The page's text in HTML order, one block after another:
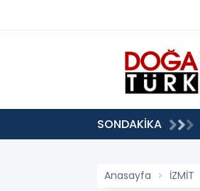
SONDAKİKA
Anasayfa İZMİT